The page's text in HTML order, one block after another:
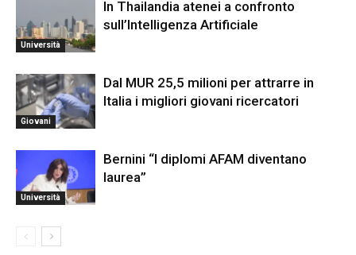
Università
In Thailandia atenei a confronto
sull’Intelligenza Artificiale
Giovani
Dal MUR 25,5 milioni per attrarre in
Italia i migliori giovani ricercatori
Università
Bernini “I diplomi AFAM diventano
laurea”